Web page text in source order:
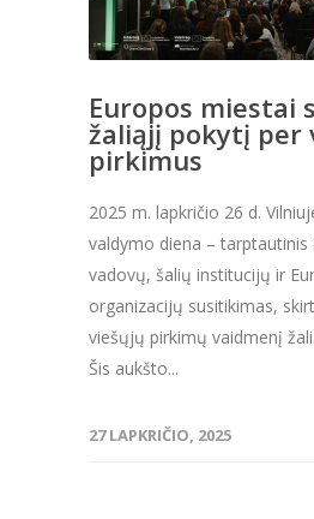
Europos miestai
žaliąjį pokytį per
pirkimus
2025 m. lapkričio 26 d.
valdymo diena – tarptautinis
vadovų, šalių institucijų ir
organizacijų susitikimas,
viešųjų pirkimų vaidmenį
Šis aukšto...
27 LAPKRIČIO, 2025